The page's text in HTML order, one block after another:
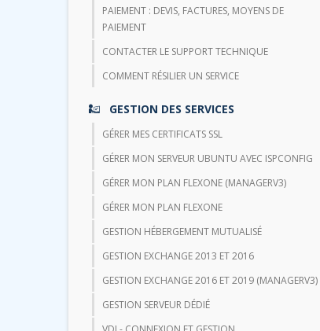
PAIEMENT : DEVIS, FACTURES, MOYENS DE
PAIEMENT
CONTACTER LE SUPPORT TECHNIQUE
COMMENT RÉSILIER UN SERVICE
GESTION DES SERVICES
GÉRER MES CERTIFICATS SSL
GÉRER MON SERVEUR UBUNTU AVEC ISPCONFIG
GÉRER MON PLAN FLEXONE (MANAGERV3)
GÉRER MON PLAN FLEXONE
GESTION HÉBERGEMENT MUTUALISÉ
GESTION EXCHANGE 2013 ET 2016
GESTION EXCHANGE 2016 ET 2019 (MANAGERV3)
GESTION SERVEUR DÉDIÉ